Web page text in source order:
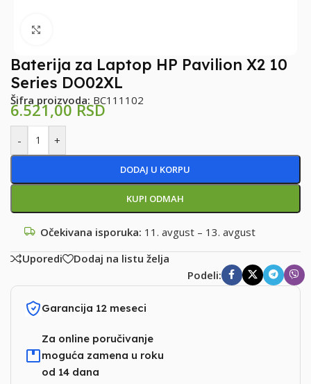
Baterija za Laptop HP Pavilion X2 10
Series DO02XL
Šifra proizvoda: BC111102
6.521,00RSD
- +
DODAJ U KORPU
KUPI ODMAH
Očekivana isporuka: 11. avgust – 13. avgust
Uporedi
Dodaj na listu želja
Podeli:
Garancija 12 meseci
Za online poručivanje
moguća zamena u roku
od 14 dana